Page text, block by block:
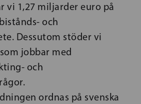
vi 1,27 miljarder euro på
och
Dessutom stöder vi
jobbar med
och
ordnas på svenska